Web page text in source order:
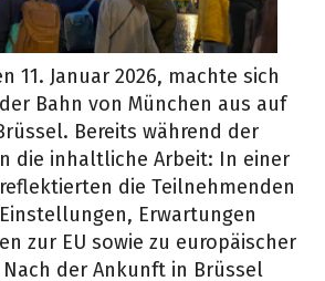
11. Januar 2026, machte sich
Bahn von München aus auf
Bereits während der
die inhaltliche Arbeit: In einer
die Teilnehmenden
Erwartungen
zur EU sowie zu europäischer
der Ankunft in Brüssel